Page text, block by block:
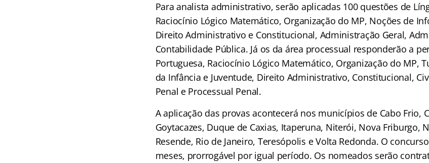
Para analista administrativo, serão aplicadas 100 questões de
Raciocínio Lógico Matemático, Organização do MP, Noções de
Direito Administrativo e Constitucional, Administração Geral,
Contabilidade Pública. Já os da área processual responderão a
Portuguesa, Raciocínio Lógico Matemático, Organização do MP,
da Infância e Juventude, Direito Administrativo, Constitucional,
Penal e Processual Penal.
A aplicação das provas acontecerá nos municípios de Cabo Frio,
Goytacazes, Duque de Caxias, Itaperuna, Niterói, Nova Friburgo,
Resende, Rio de Janeiro, Teresópolis e Volta Redonda. O
meses, prorrogável por igual período. Os nomeados serão